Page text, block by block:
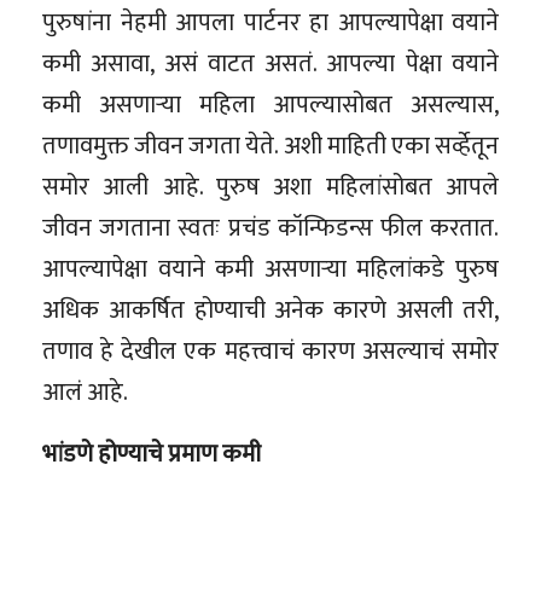
पुरुषांना नेहमी आपला पार्टनर हा आपल्यापेक्षा वयाने
कमी असावा, असं वाटत असतं. आपल्या पेक्षा वयाने
कमी असणाऱ्या महिला आपल्यासोबत असल्यास,
तणावमुक्त जीवन जगता येते. अशी माहिती एका सर्व्हेतून
समोर आली आहे. पुरुष अशा महिलांसोबत आपले
जीवन जगताना स्वतः प्रचंड कॉन्फिडन्स फील करतात.
आपल्यापेक्षा वयाने कमी असणाऱ्या महिलांकडे पुरुष
अधिक आकर्षित होण्याची अनेक कारणे असली तरी,
तणाव हे देखील एक महत्त्वाचं कारण असल्याचं समोर
आलं आहे.
भांडणे होण्याचे प्रमाण कमी